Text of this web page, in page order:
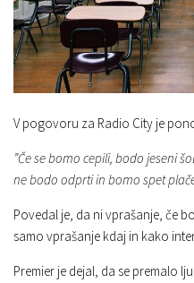
V pogovoru za Radio City je
”Če se bomo cepili, bodo jeseni
ne bodo odprti in bomo spet
Povedal je, da ni vprašanje, če
samo vprašanje kdaj in kako
Premier je dejal, da se premalo